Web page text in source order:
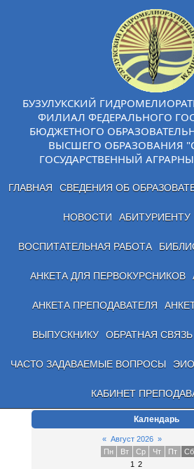
БУЗУЛУКСКИЙ
ФИЛИАЛ ФЕДЕРАЛЬНОГО
БЮДЖЕТНОГО
ВЫСШЕГО ОБРАЗОВАНИЯ
ГОСУДАРСТВЕННЫЙ
ГЛАВНАЯ СВЕДЕНИЯ ОБ
НОВОСТИ АБИТУРИЕНТУ
ВОСПИТАТЕЛЬНАЯ РАБОТА
АНКЕТА ДЛЯ ПЕРВОКУРСНИКОВ
АНКЕТА ПРЕПОДАВАТЕЛЯ
ВЫПУСКНИКУ ОБРАТНАЯ СВЯЗЬ
ЧАСТО ЗАДАВАЕМЫЕ ВОПРОСЫ
КАБИНЕТ
Календарь
« Август 2026 »
Пн
Вт Ср Чт Пт Сб
1 2